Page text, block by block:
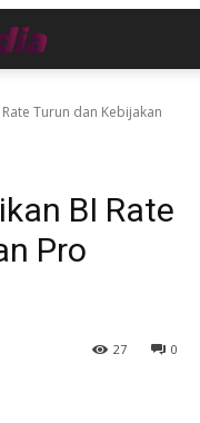
Turun dan Kebijakan
BI Rate
Pro
0
27